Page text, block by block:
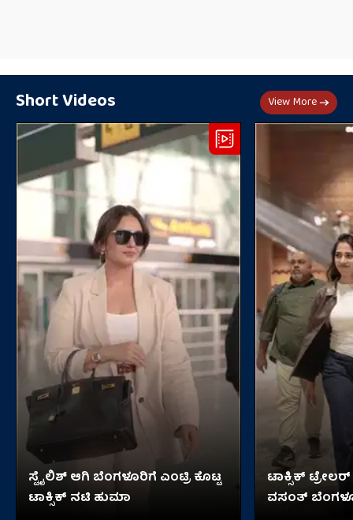
Short Videos View More
ಸ್ಟೈಲಿಶ್ ಆಗಿ ಬೆಂಗಳೂರಿಗೆ ಎಂಟ್ರಿ ಕೊಟ್ಟ
ಟಾಕ್ಸಿಕ್ ನಟಿ ಹುಮಾ
ಟಾಕ್ಸಿಕ್
ವಸಂತ್